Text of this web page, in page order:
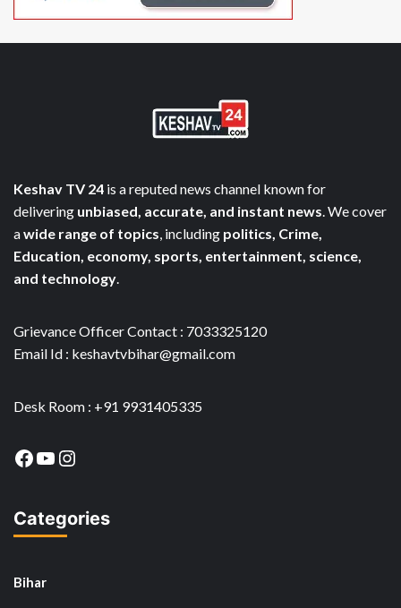
Keshav TV 24 is a reputed news channel known for
delivering unbiased, accurate, and instant news . We cover
awide range of topics , including politics, Crime,
Education, economy, sports, entertainment, science,
and technology
Grievance Officer Contact : 7033325120
Email Id : keshavtvbihar@gmail.com
Desk Room : +91 9931405335
Facebook
YouTube
Instagram
Categories
Bihar